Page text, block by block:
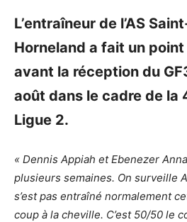
L’entraîneur de l’AS
Horneland a fait un
avant la réception du
août dans le cadre de la
Ligue 2.
« Dennis Appiah et Ebenezer
plusieurs semaines. On surveille
s’est pas entraîné normalement
coup à la cheville. C’est 50/50 le